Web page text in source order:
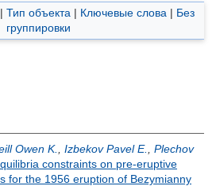
Тип объекта | Ключевые слова | Без
группировки
Owen K. Izbekov Pavel E.
Plechov
constraints on pre-eruptive
for the 1956 eruption of Bezymianny